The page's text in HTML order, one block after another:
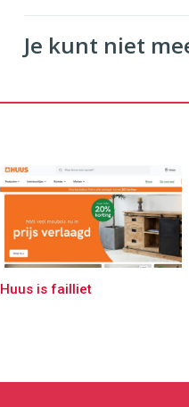
Je kunt niet
Huus is failliet